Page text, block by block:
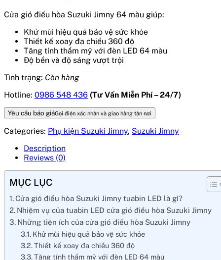
Cửa gió điều hòa Suzuki Jimny 64 màu giúp:
Khử mùi hiệu quả bảo vệ sức khỏe
Thiết kế xoay đa chiều 360 độ
Tăng tính thẩm mỹ với đèn LED 64 màu
Độ bền và độ sáng vượt trội
Tình trạng: Còn hàng
Hotline: 0986 548 436 (Tư Vấn Miễn Phí – 24/7)
Yêu cầu báo giáGọi điện xác nhận và giao hàng tận nơi
Categories: Phụ kiện Suzuki Jimny, Suzuki Jimny
Description
Reviews (0)
MỤC LỤC
Cửa gió điều hòa Suzuki Jimny tuabin LED là gì?
Nhiệm vụ của tuabin LED cửa gió điều hòa Suzuki Jimny
Những tiện ích của cửa gió điều hòa Suzuki Jimny
Khử mùi hiệu quả bảo vệ sức khỏe
Thiết kế xoay đa chiều 360 độ
Tăng tính thẩm mỹ với đèn LED 64 màu